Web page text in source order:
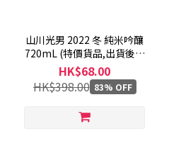
山川光男 2022 冬 純米吟釀
720mL (特價貨品,出貨後恕
不退換)
HK$68.00
HK$398.00 83% OFF